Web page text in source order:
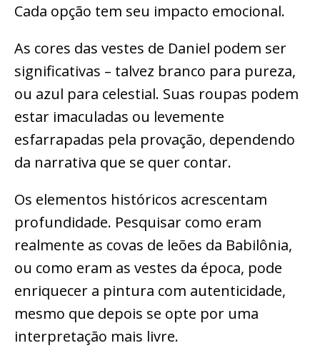
Cada opção tem seu impacto emocional.
As cores das vestes de Daniel podem ser
significativas – talvez branco para pureza,
ou azul para celestial. Suas roupas podem
estar imaculadas ou levemente
esfarrapadas pela provação, dependendo
da narrativa que se quer contar.
Os elementos históricos acrescentam
profundidade. Pesquisar como eram
realmente as covas de leões da Babilônia,
ou como eram as vestes da época, pode
enriquecer a pintura com autenticidade,
mesmo que depois se opte por uma
interpretação mais livre.